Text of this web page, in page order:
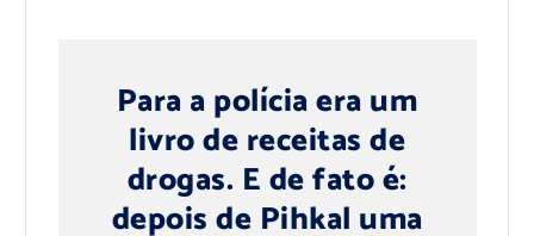
Para a polícia era um
livro de receitas de
drogas. E de fato é:
depois de Pihkal uma